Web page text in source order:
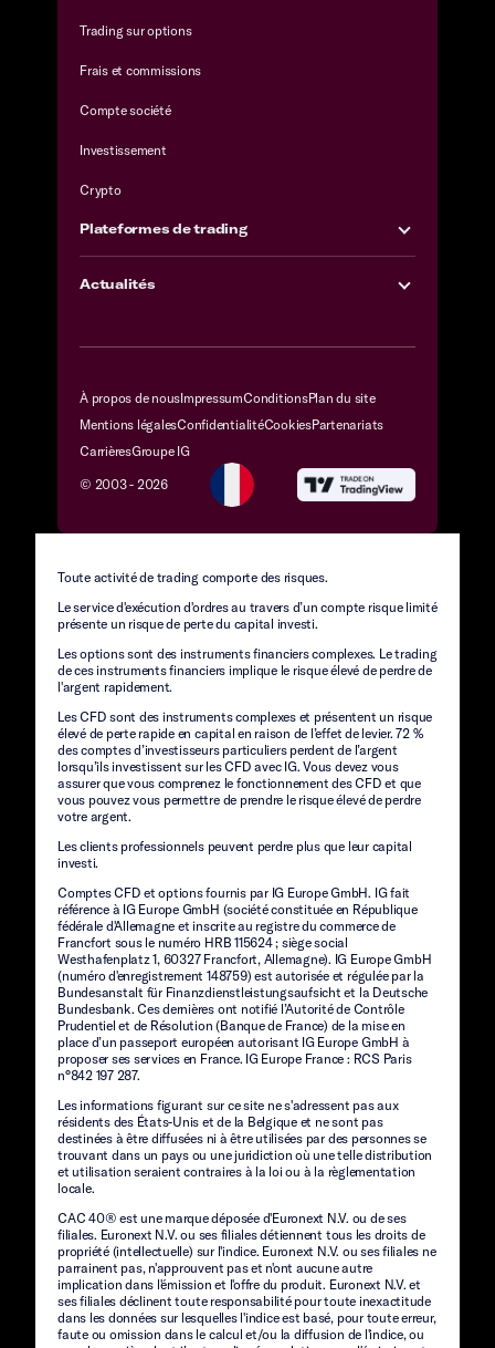
Trading sur options
Frais et commissions
Compte société
Investissement
Crypto
Plateformes de trading
Actualités
À propos de nousImpressumConditionsPlan du site
Mentions légalesConfidentialitéCookiesPartenariats
CarrièresGroupe IG
© 2003 - 2026
Toute activité de trading comporte des risques.
Le service d'exécution d'ordres au travers d’un compte risque limité
présente un risque de perte du capital investi.
Les options sont des instruments financiers complexes. Le trading
de ces instruments financiers implique le risque élevé de perdre de
l'argent rapidement.
Les CFD sont des instruments complexes et présentent un risque
élevé de perte rapide en capital en raison de l’effet de levier. 72 %
des comptes d’investisseurs particuliers perdent de l’argent
lorsqu’ils investissent sur les CFD avec IG. Vous devez vous
assurer que vous comprenez le fonctionnement des CFD et que
vous pouvez vous permettre de prendre le risque élevé de perdre
votre argent.
Les clients professionnels peuvent perdre plus que leur capital
investi.
Comptes CFD et options fournis par IG Europe GmbH. IG fait
référence à IG Europe GmbH (société constituée en République
fédérale d'Allemagne et inscrite au registre du commerce de
Francfort sous le numéro HRB 115624 ; siège social
Westhafenplatz 1, 60327 Francfort, Allemagne). IG Europe GmbH
(numéro d'enregistrement 148759) est autorisée et régulée par la
Bundesanstalt für Finanzdienstleistungsaufsicht et la Deutsche
Bundesbank. Ces dernières ont notifié l’Autorité de Contrôle
Prudentiel et de Résolution (Banque de France) de la mise en
place d’un passeport européen autorisant IG Europe GmbH à
proposer ses services en France. IG Europe France : RCS Paris
n°842 197 287.
Les informations figurant sur ce site ne s'adressent pas aux
résidents des États-Unis et de la Belgique et ne sont pas
destinées à être diffusées ni à être utilisées par des personnes se
trouvant dans un pays ou une juridiction où une telle distribution
et utilisation seraient contraires à la loi ou à la règlementation
locale.
CAC 40® est une marque déposée d'Euronext N.V. ou de ses
filiales. Euronext N.V. ou ses filiales détiennent tous les droits de
propriété (intellectuelle) sur l'indice. Euronext N.V. ou ses filiales ne
parrainent pas, n'approuvent pas et n'ont aucune autre
implication dans l'émission et l'offre du produit. Euronext N.V. et
ses filiales déclinent toute responsabilité pour toute inexactitude
dans les données sur lesquelles l'indice est basé, pour toute erreur,
faute ou omission dans le calcul et/ou la diffusion de l'indice, ou